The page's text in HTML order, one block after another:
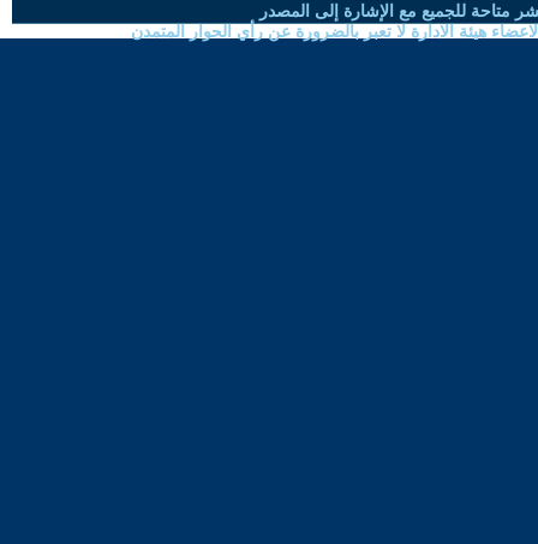
متاحة للجميع مع الإشارة إلى المصدر
هيئة الادارة لا تعبر بالضرورة عن رأي الحوار المتمدن